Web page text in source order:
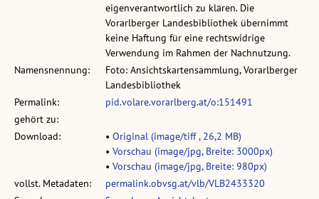
eigenverantwortlich zu klären. Die
Vorarlberger Landesbibliothek übernimmt
keine Haftung für eine rechtswidrige
Verwendung im Rahmen der Nachnutzung.
Namensnennung:
Foto: Ansichtskartensammlung, Vorarlberger
Landesbibliothek
Permalink:
pid.volare.vorarlberg.at/o:151491
gehört zu:
Download:
• Original (image/tiff , 26,2 MB)
• Vorschau (image/jpg, Breite: 3000px)
• Vorschau (image/jpg, Breite: 980px)
vollst. Metadaten:
permalink.obvsg.at/vlb/VLB2433320